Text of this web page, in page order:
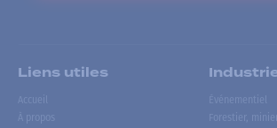
Liens utiles
Accueil
À propos
Événementiel
Forestier,